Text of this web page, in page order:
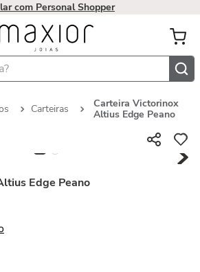
com Personal Shopper
Carteiras
Carteira Victorinox
Altius Edge Peano
Edge Peano